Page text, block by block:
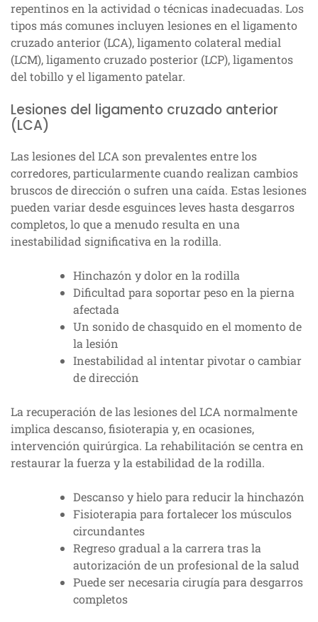
repentinos en la actividad o técnicas inadecuadas. Los
tipos más comunes incluyen lesiones en el ligamento
cruzado anterior (LCA), ligamento colateral medial
(LCM), ligamento cruzado posterior (LCP), ligamentos
del tobillo y el ligamento patelar.
Lesiones del ligamento cruzado anterior
(LCA)
Las lesiones del LCA son prevalentes entre los
corredores, particularmente cuando realizan cambios
bruscos de dirección o sufren una caída. Estas lesiones
pueden variar desde esguinces leves hasta desgarros
completos, lo que a menudo resulta en una
inestabilidad significativa en la rodilla.
Hinchazón y dolor en la rodilla
Dificultad para soportar peso en la pierna
afectada
Un sonido de chasquido en el momento de
la lesión
Inestabilidad al intentar pivotar o cambiar
de dirección
La recuperación de las lesiones del LCA normalmente
implica descanso, fisioterapia y, en ocasiones,
intervención quirúrgica. La rehabilitación se centra en
restaurar la fuerza y la estabilidad de la rodilla.
Descanso y hielo para reducir la hinchazón
Fisioterapia para fortalecer los músculos
circundantes
Regreso gradual a la carrera tras la
autorización de un profesional de la salud
Puede ser necesaria cirugía para desgarros
completos